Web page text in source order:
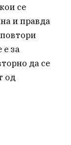
се
и правда
е за
да се
од